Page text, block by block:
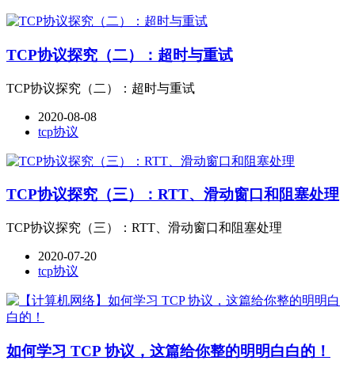
TCP协议探究（二）：超时与重试
TCP协议探究（二）：超时与重试
2020-08-08
tcp协议
TCP协议探究（三）：RTT、滑动窗口和阻塞处理
TCP协议探究（三）：RTT、滑动窗口和阻塞处理
2020-07-20
tcp协议
如何学习 TCP 协议，这篇给你整的明明白白的！